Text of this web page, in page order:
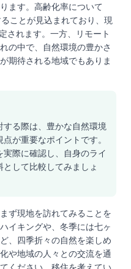
ます。高齢化率について
ことが見込まれており、現
されます。一方、リモート
の中で、自然環境の豊かさ
期待される地域でもありま
る際は、豊かな自然環境
が重要なポイントです。
際に確認し、自身のライ
して比較してみましょ
ず現地を訪れてみることを
イキングや、冬季には七ヶ
、四季折々の自然を楽しめ
や地域の人々との交流を通